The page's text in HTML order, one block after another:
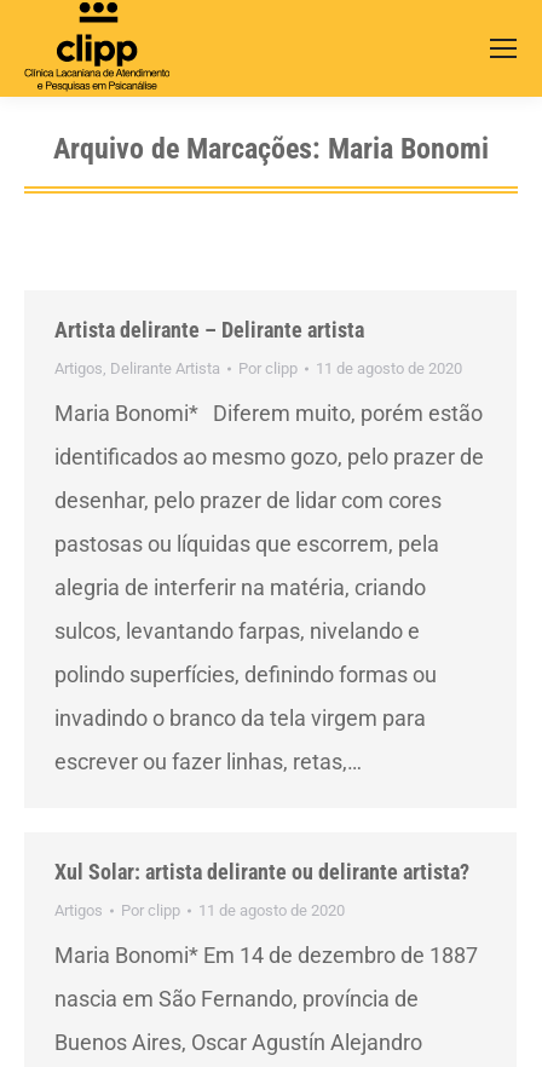
Arquivo de Marcações: Maria Bonomi
Artista delirante – Delirante artista
Artigos, Delirante Artista Por clipp 11 de agosto de 2020
Maria Bonomi* Diferem muito, porém estão
identificados ao mesmo gozo, pelo prazer de
desenhar, pelo prazer de lidar com cores
pastosas ou líquidas que escorrem, pela
alegria de interferir na matéria, criando
sulcos, levantando farpas, nivelando e
polindo superfícies, definindo formas ou
invadindo o branco da tela virgem para
escrever ou fazer linhas, retas,…
Xul Solar: artista delirante ou delirante artista?
Artigos Por clipp 11 de agosto de 2020
Maria Bonomi* Em 14 de dezembro de 1887
nascia em São Fernando, província de
Buenos Aires, Oscar Agustín Alejandro